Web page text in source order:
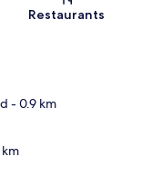
Restaurants
- 0.9 km
km